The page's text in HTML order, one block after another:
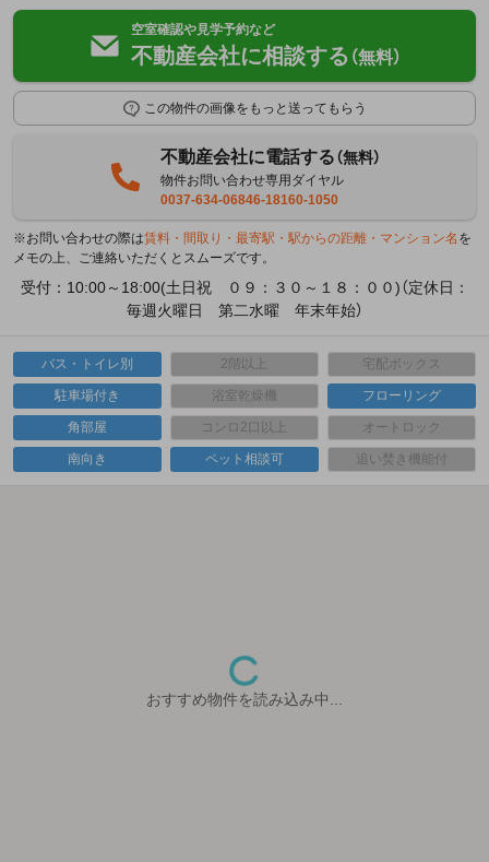
空室確認や見学予約など
不動産会社に相談する （無料）
この物件の画像をもっと送ってもらう
不動産会社に電話する（無料）
物件お問い合わせ専用ダイヤル
0037-634-06846-18160-1050
※お問い合わせの際は賃料・間取り・最寄駅・駅からの距離・マンション名 を
メモの上、ご連絡いただくとスムーズです。
受付：10:00～18:00(土日祝 ０９：３０～１８：００)（定休日：
毎週火曜日 第二水曜 年末年始）
バス・トイレ別 2階以上 宅配ボックス
駐車場付き 浴室乾燥機 フローリング
角部屋 コンロ2口以上 オートロック
南向き ペット相談可 追い焚き機能付
おすすめ物件を読み込み中...